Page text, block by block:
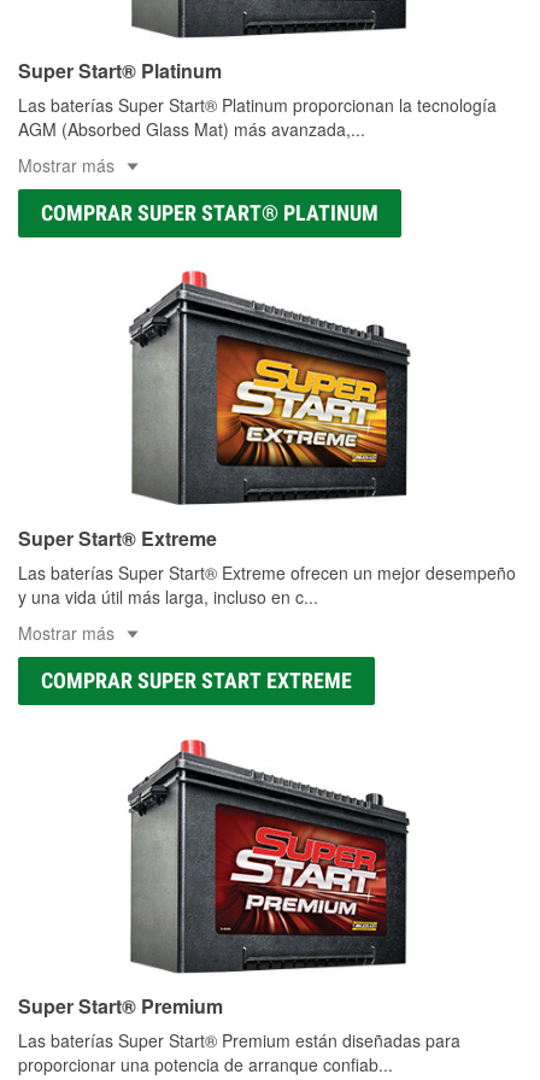
Super Start® Platinum
Las baterías Super Start® Platinum proporcionan la tecnología
AGM (Absorbed Glass Mat) más avanzada,...
Mostrar más
COMPRAR SUPER START® PLATINUM
Super Start® Extreme
Las baterías Super Start® Extreme ofrecen un mejor desempeño
y una vida útil más larga, incluso en c...
Mostrar más
COMPRAR SUPER START EXTREME
Super Start® Premium
Las baterías Super Start® Premium están diseñadas para
proporcionar una potencia de arranque confiab...